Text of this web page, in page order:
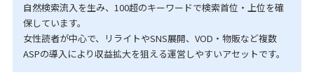
自然検索流入を生み、100超のキーワードで検索首位・上位を確
保しています。
女性読者が中心で、リライトやSNS展開、VOD・物販など複数
ASPの導入により収益拡大を狙える運営しやすいアセットです。